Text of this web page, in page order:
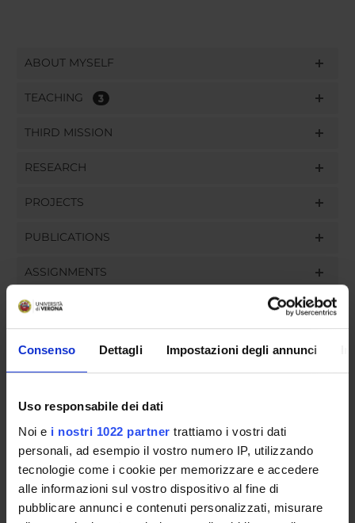
Consenso Dettagli Impostazioni degli annunci
Uso responsabile dei dati
Noi e i nostri 1022 partner trattiamo i vostri dati
personali, ad esempio il vostro numero IP, utilizzando
tecnologie come i cookie per memorizzare e accedere
alle informazioni sul vostro dispositivo al fine di
pubblicare annunci e contenuti personalizzati, misurare
ABOUT MYSELF
TEACHING 3
THIRD MISSION
RESEARCH
PROJECTS
PUBLICATIONS
ASSIGNMENTS
ORGANISATION
COMMITTEES
DEPARTMENT ADMINISTRATION OFFICES
STUDENT ADMINISTRATION OFFICES